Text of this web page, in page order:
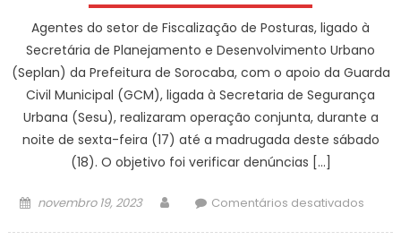
23
em
de
rua
(18)
Agentes do setor de Fiscalização de Posturas, ligado à
Secretária de Planejamento e Desenvolvimento Urbano
(Seplan) da Prefeitura de Sorocaba, com o apoio da Guarda
Civil Municipal (GCM), ligada à Secretaria de Segurança
Urbana (Sesu), realizaram operação conjunta, durante a
noite de sexta-feira (17) até a madrugada deste sábado
(18). O objetivo foi verificar denúncias […]
Posted
novembro 19, 2023 AuthorComentários desativadosem